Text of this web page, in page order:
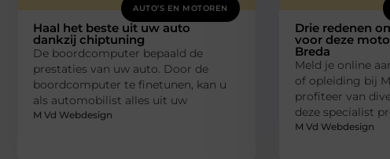
AUTO’S EN MOTOREN
Haal het beste uit uw auto
dankzij chiptuning
De boordcomputer bepaald de
prestaties van uw auto. Door de
boordcomputer te finetunen, kan u
als automobilist alles uit uw
M Vd Webdesign
Drie redenen
voor deze
Breda
Meld je online
of opleiding bij
profiteer van
deze specialist
M Vd Webdesign